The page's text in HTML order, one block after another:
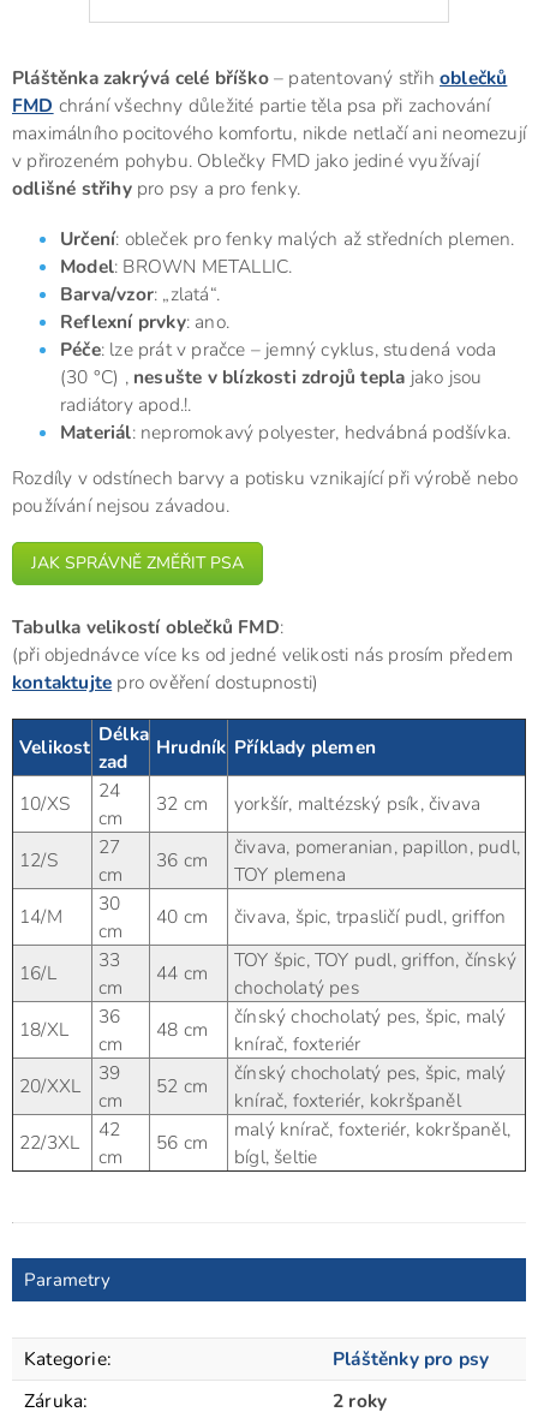
Pláštěnka zakrývá celé bříško– patentovaný střihoblečků
FMD chrání všechny důležité partie těla psa při zachování
maximálního pocitového komfortu, nikde netlačí ani neomezují
v přirozeném pohybu. Oblečky FMD jako jediné využívají
odlišné střihypro psy a pro fenky.
Určení: obleček pro fenky malých až středních plemen.
Model: BROWN METALLIC.
Barva/vzor: „zlatá“.
Reflexní prvky: ano.
Péče: lze prát v pračce – jemný cyklus, studená voda
(30 °C) , nesušte v blízkosti zdrojů tepla jako jsou
radiátory apod.!.
Materiál: nepromokavý polyester, hedvábná podšívka.
Rozdíly v odstínech barvy a potisku vznikající při výrobě nebo
používání nejsou závadou.
JAK SPRÁVNĚ ZMĚŘIT PSA
Tabulka velikostí oblečků FMD:
(při objednávce více ks od jedné velikosti nás prosím předem
kontaktujte pro ověření dostupnosti)
Velikost
Délka
zad
Hrudník Příklady plemen
10/XS
24
cm
32 cm yorkšír, maltézský psík, čivava
12/S
27
cm
36 cm
čivava, pomeranian, papillon, pudl,
TOY plemena
14/M
30
cm
40 cm čivava, špic, trpasličí pudl, griffon
16/L
33
cm
44 cm
TOY špic, TOY pudl, griffon, čínský
chocholatý pes
18/XL
36
cm
48 cm
čínský chocholatý pes, špic, malý
knírač, foxteriér
20/XXL
39
cm
52 cm
čínský chocholatý pes, špic, malý
knírač, foxteriér, kokršpaněl
22/3XL
42
cm
56 cm
malý knírač, foxteriér, kokršpaněl,
bígl, šeltie
Parametry
Kategorie:
Pláštěnky pro psy
Záruka:
2 roky